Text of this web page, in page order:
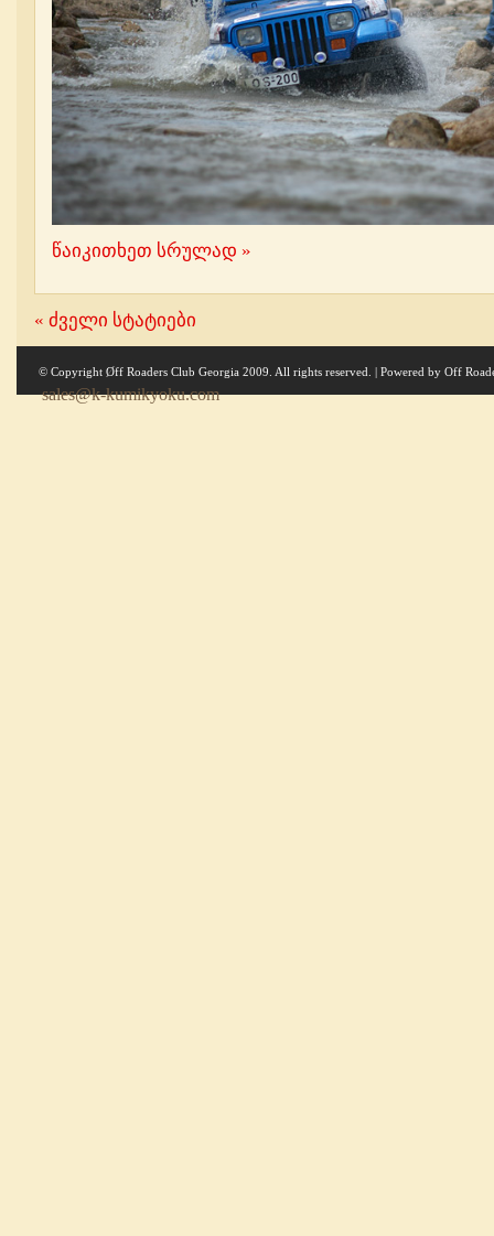
წაიკითხეთ სრულად »
« ძველი სტატიები
© Copyright Øff Roaders Club Georgia 2009. All rights reserved. | Powered by Off
sales@k-kumikyoku.com